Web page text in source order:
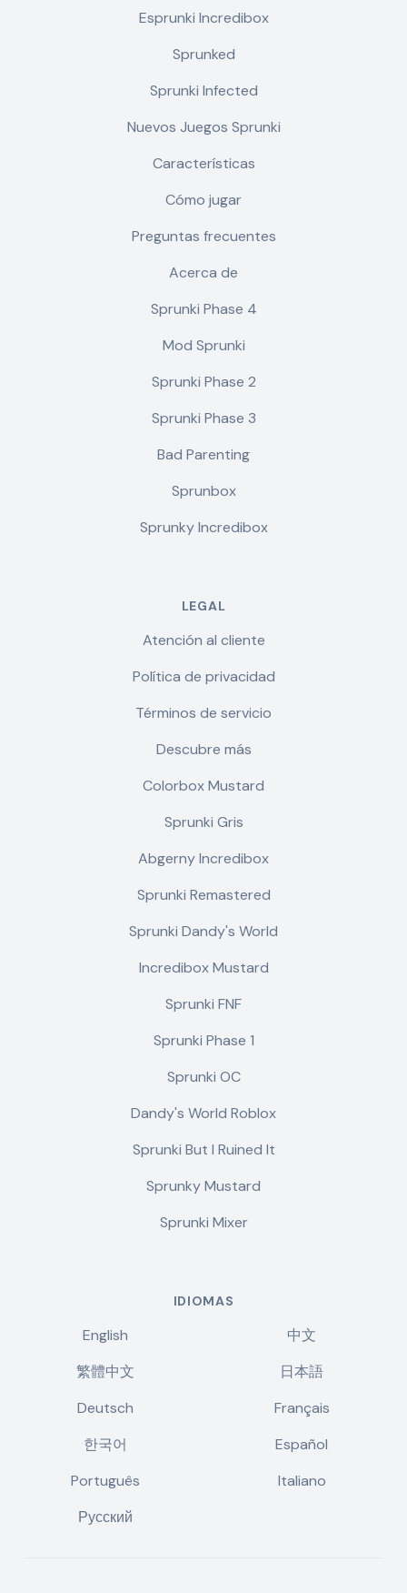
Esprunki Incredibox
Sprunked
Sprunki Infected
Nuevos Juegos Sprunki
Características
Cómo jugar
Preguntas frecuentes
Acerca de
Sprunki Phase 4
Mod Sprunki
Sprunki Phase 2
Sprunki Phase 3
Bad Parenting
Sprunbox
Sprunky Incredibox
LEGAL
Atención al cliente
Política de privacidad
Términos de servicio
Descubre más
Colorbox Mustard
Sprunki Gris
Abgerny Incredibox
Sprunki Remastered
Sprunki Dandy's World
Incredibox Mustard
Sprunki FNF
Sprunki Phase 1
Sprunki OC
Dandy's World Roblox
Sprunki But I Ruined It
Sprunky Mustard
Sprunki Mixer
IDIOMAS
English
中文
繁體中文
日本語
Deutsch
Français
한국어
Español
Português
Italiano
Русский